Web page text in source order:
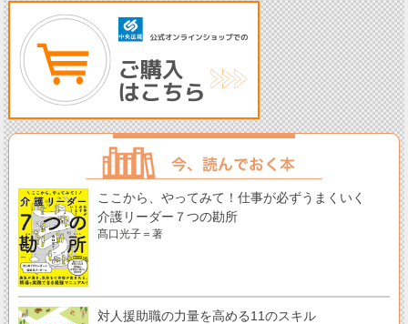
ここから、やってみて！仕事が必ずうまくいく
介護リーダー７つの勘所
髙口光子＝著
対人援助職の力量を高める11のスキル